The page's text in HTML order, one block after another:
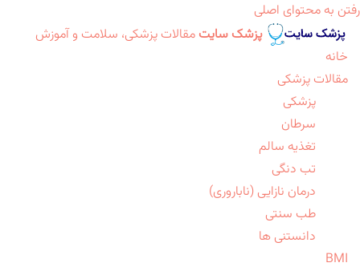
رفتن به محتوای اصلی
پزشک سایت مقالات پزشکی، سلامت و آموزش
خانه
مقالات پزشکی
پزشکی
سرطان
تغذیه سالم
تب دنگی
درمان نازایی (ناباروری)
طب سنتی
دانستنی ها
BMI